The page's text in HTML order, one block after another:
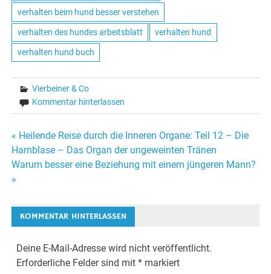
verhalten beim hund besser verstehen
verhalten des hundes arbeitsblatt verhalten hund
verhalten hund buch
Vierbeiner & Co
Kommentar hinterlassen
Beitrags-
Navigation
« Heilende Reise durch die Inneren Organe: Teil 12 – Die
Harnblase – Das Organ der ungeweinten Tränen
Warum besser eine Beziehung mit einem jüngeren Mann?
»
KOMMENTAR HINTERLASSEN
Deine E-Mail-Adresse wird nicht veröffentlicht.
Erforderliche Felder sind mit* markiert